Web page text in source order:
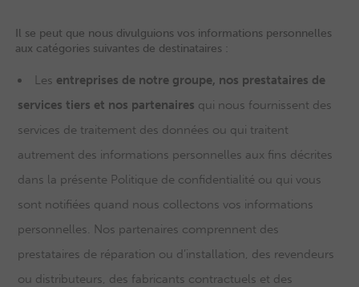
Il se peut que nous divulguions vos informations personnelles
aux catégories suivantes de destinataires :
Les entreprises de notre groupe, nos prestataires de
services tiers et nos partenaires qui nous fournissent des
services de traitement des données ou qui traitent
autrement des informations personnelles aux fins décrites
dans la présente Politique de confidentialité ou qui vous
sont notifiées quand nous collectons vos informations
personnelles. Nos partenaires comprennent des
prestataires de réparation ou d’installation, des revendeurs
ou distributeurs, des fabricants contractuels et des